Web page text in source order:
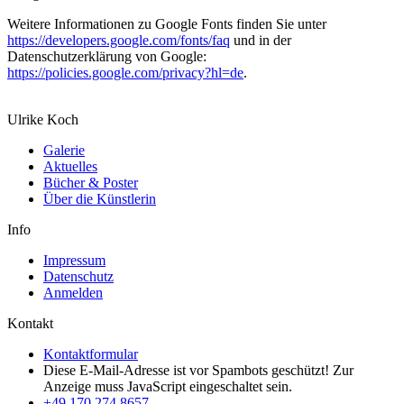
Weitere Informationen zu Google Fonts finden Sie unter
https://developers.google.com/fonts/faq und in der
Datenschutzerklärung von Google:
https://policies.google.com/privacy?hl=de.
Ulrike Koch
Galerie
Aktuelles
Bücher & Poster
Über die Künstlerin
Info
Impressum
Datenschutz
Anmelden
Kontakt
Kontaktformular
Diese E-Mail-Adresse ist vor Spambots geschützt! Zur
Anzeige muss JavaScript eingeschaltet sein.